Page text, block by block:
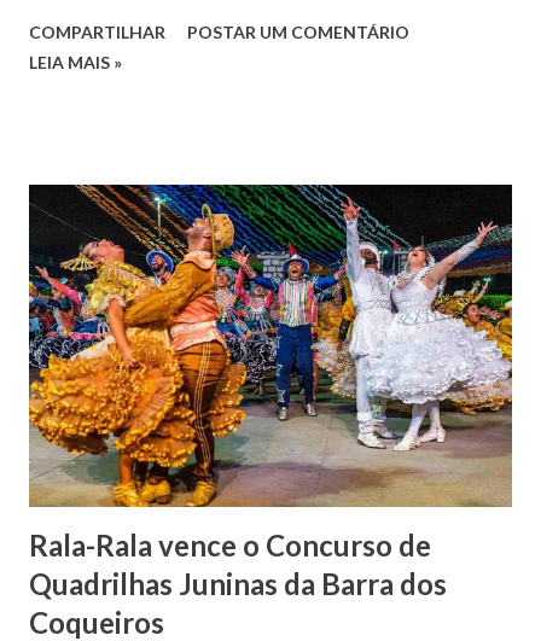
José de Faro Leitão, porém o casamento acabou com o
indiciamento para apropriar-se da volumosa herança. Em
1862, transferiu-se para o Rio de Janeiro e casou-se com
uma irmã do Visconde de Uruguai. O Barão de Maruim
apresentou uma grande dedicação à atividade agrícola, que
lhe proporcionou uma grande reserva financeira. João
Gomes de Melo mandou construir a Igreja Matriz de Nosso
Senhor Bom Jesus dos Passos, que foi inaugurada em 1862 e
doada ao vigário Pe. José Joaquim de Vasconcelos. A Igreja
Matriz...
COMPARTILHAR
POSTAR UM COMENTÁRIO
LEIA MAIS »
Rala-Rala vence o Concurso de
Quadrilhas Juninas da Barra dos
Coqueiros